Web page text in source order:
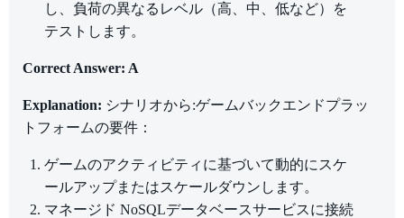
し、負荷の異なるレベル（高、中、低など）を
テストします。
Correct Answer: A
Explanation: シナリオから:ゲームバックエンドプラッ
トフォームの要件：
ゲームのアクティビティに基づいて動的にスケ
ールアップまたはスケールダウンします。
マネージド NoSQLデータベースサービスに接続